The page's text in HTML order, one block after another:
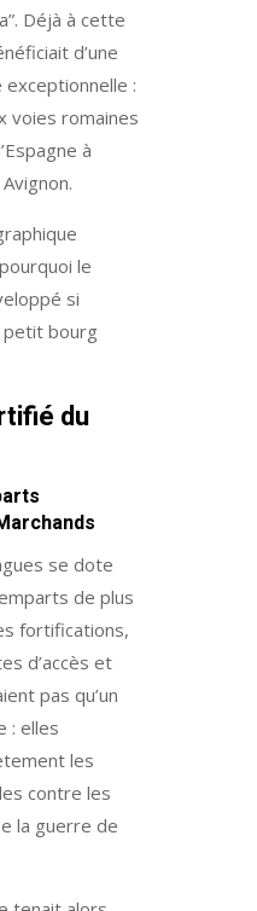
Déjà à cette
d’une
:
voies romaines
à
le
si
petit bourg
du
se dote
de plus
fortifications,
d’accès et
pas qu’un
: elles
les
contre les
la guerre de